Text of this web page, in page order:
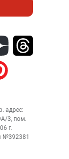
адрес:
3, пом.
г.
№392381